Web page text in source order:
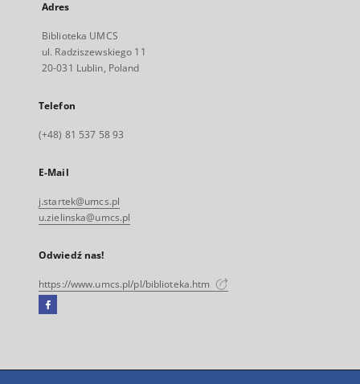
Adres
Biblioteka UMCS
ul. Radziszewskiego 11
20-031 Lublin, Poland
Telefon
(+48) 81 537 58 93
E-Mail
j.startek@umcs.pl
u.zielinska@umcs.pl
Odwiedź nas!
https://www.umcs.pl/pl/biblioteka.htm
Facebook
się